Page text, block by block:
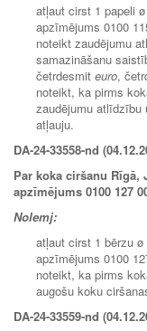
atļaut cirst 1 papeli
apzīmējums 0100
noteikt zaudējumu
samazināšanu
četrdesmit euro,
noteikt, ka pirms
zaudējumu atlīdzību
atļauju.
DA-24-33558-nd
Par koka ciršanu
apzīmējums 0100 127
Nolemj:
atļaut cirst 1 bērzu
apzīmējums 0100
noteikt, ka pirms
augošu koku
DA-24-33559-nd